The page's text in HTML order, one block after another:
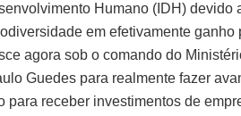
Humano (IDH)
em efetivamente
agora sob o comando do
Guedes para realmente fazer
para receber investimentos de